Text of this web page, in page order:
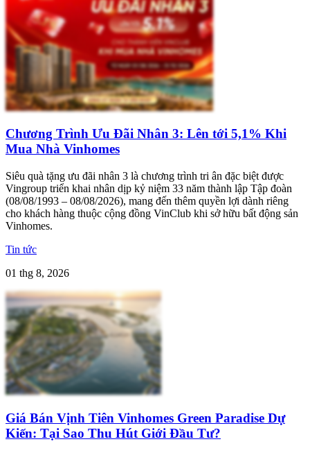
Chương Trình Ưu Đãi Nhân 3: Lên tới 5,1% Khi
Mua Nhà Vinhomes
Siêu quà tặng ưu đãi nhân 3 là chương trình tri ân đặc biệt được
Vingroup triển khai nhân dịp kỷ niệm 33 năm thành lập Tập đoàn
(08/08/1993 – 08/08/2026), mang đến thêm quyền lợi dành riêng
cho khách hàng thuộc cộng đồng VinClub khi sở hữu bất động sản
Vinhomes.
Tin tức
01 thg 8, 2026
Giá Bán Vịnh Tiên Vinhomes Green Paradise Dự
Kiến: Tại Sao Thu Hút Giới Đầu Tư?